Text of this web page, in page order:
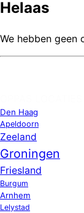
Helaas
We hebben geen
Den Haag
Apeldoorn
Zeeland
Groningen
Friesland
Burgum
Arnhem
Lelystad